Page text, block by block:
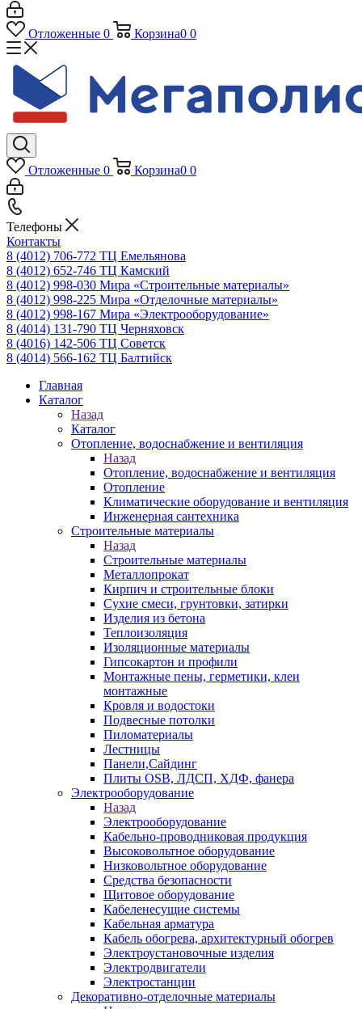
Отложенные 0 Корзина0 0
Отложенные 0 Корзина0 0
Телефоны
Контакты
8 (4012) 706-772 ТЦ Емельянова
8 (4012) 652-746 ТЦ Камский
8 (4012) 998-030 Мира «Строительные материалы»
8 (4012) 998-225 Мира «Отделочные материалы»
8 (4012) 998-167 Мира «Электрооборудование»
8 (4014) 131-790 ТЦ Черняховск
8 (4016) 142-506 ТЦ Советск
8 (4014) 566-162 ТЦ Балтийск
Главная
Каталог
Назад
Каталог
Отопление, водоснабжение и вентиляция
Назад
Отопление, водоснабжение и вентиляция
Отопление
Климатические оборудование и вентиляция
Инженерная сантехника
Строительные материалы
Назад
Строительные материалы
Металлопрокат
Кирпич и строительные блоки
Сухие смеси, грунтовки, затирки
Изделия из бетона
Теплоизоляция
Изоляционные материалы
Гипсокартон и профили
Монтажные пены, герметики, клеи
монтажные
Кровля и водостоки
Подвесные потолки
Пиломатериалы
Лестницы
Панели,Сайдинг
Плиты OSB, ЛДСП, ХДФ, фанера
Электрооборудование
Назад
Электрооборудование
Кабельно-проводниковая продукция
Высоковольтное оборудование
Низковольтное оборудование
Средства безопасности
Щитовое оборудование
Кабеленесущие системы
Кабельная арматура
Кабель обогрева, архитектурный обогрев
Электроустановочные изделия
Электродвигатели
Электростанции
Декоративно-отделочные материалы